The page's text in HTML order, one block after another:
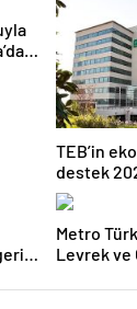
TEB’in
destek
Metro
Levrek ve
Bırakıyor